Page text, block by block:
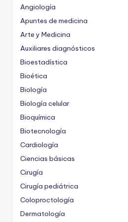
Angiología
Apuntes de medicina
Arte y Medicina
Auxiliares diagnósticos
Bioestadística
Bioética
Biología
Biología celular
Bioquímica
Biotecnología
Cardiología
Ciencias básicas
Cirugía
Cirugía pediátrica
Coloproctología
Dermatología